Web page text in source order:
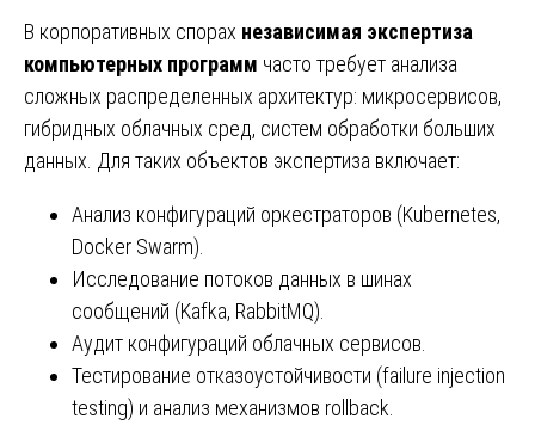
В корпоративных спорах независимая экспертиза
компьютерных программ часто требует анализа
сложных распределенных архитектур: микросервисов,
гибридных облачных сред, систем обработки больших
данных. Для таких объектов экспертиза включает:
Анализ конфигураций оркестраторов (Kubernetes,
Docker Swarm).
Исследование потоков данных в шинах
сообщений (Kafka, RabbitMQ).
Аудит конфигураций облачных сервисов.
Тестирование отказоустойчивости (failure injection
testing) и анализ механизмов rollback.